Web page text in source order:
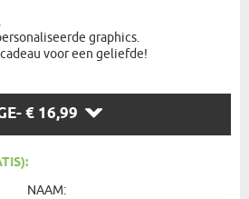
graphics.
voor een geliefde!
- € 16,99
NAAM: